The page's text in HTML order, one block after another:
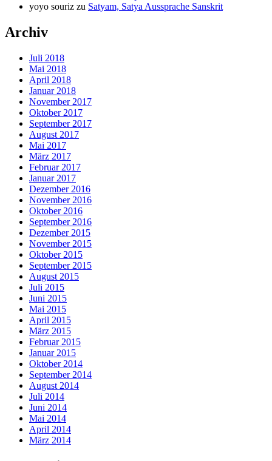
yoyo souriz zu Satyam, Satya Aussprache Sanskrit
Archiv
Juli 2018
Mai 2018
April 2018
Januar 2018
November 2017
Oktober 2017
September 2017
August 2017
Mai 2017
März 2017
Februar 2017
Januar 2017
Dezember 2016
November 2016
Oktober 2016
September 2016
Dezember 2015
November 2015
Oktober 2015
September 2015
August 2015
Juli 2015
Juni 2015
Mai 2015
April 2015
März 2015
Februar 2015
Januar 2015
Oktober 2014
September 2014
August 2014
Juli 2014
Juni 2014
Mai 2014
April 2014
März 2014